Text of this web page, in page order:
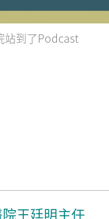
站到了Podcast
王廷明主任